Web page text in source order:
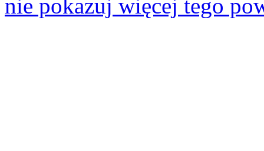
nie pokazuj więcej tego